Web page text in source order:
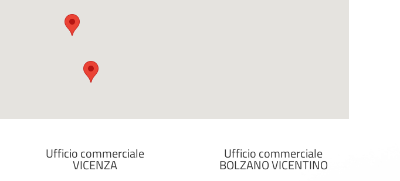
Ufficio commerciale
VICENZA
Ufficio commerciale
BOLZANO VICENTINO